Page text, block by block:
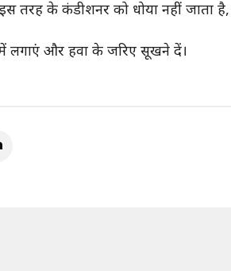
के कंडीशनर को धोया नहीं जाता है,
लगाएं और हवा के जरिए सूखने दें।